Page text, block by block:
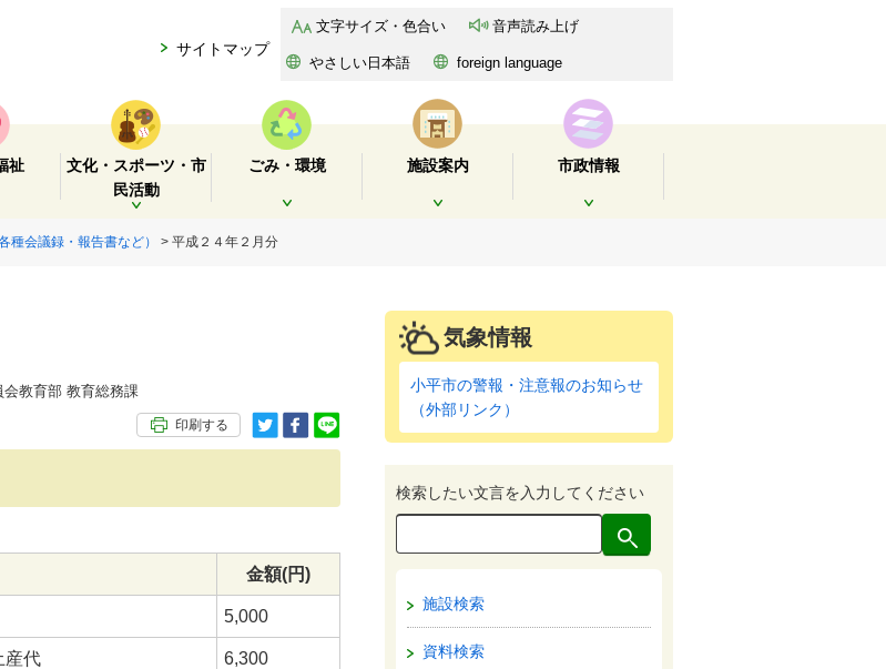
サイトマップ
文字サイズ・色合い 音声読み上げ
やさしい日本語 foreign language
祉
文化・スポーツ・市
民活動
開く
ごみ・環境
開く
施設案内 市政情報
種会議録・報告書など） > 平成２４年２月分
教育部 教育総務課
印刷する
金額(円)
5,000
産代 6,300
気象情報
小平市の警報・注意報のお知らせ
（外部リンク）
検索したい文言を入力してください
施設検索
資料検索